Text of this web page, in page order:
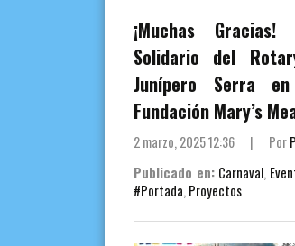
¡Muchas
Solidario del
Junípero Serra
Fundación Mary’s
2 marzo, 2025 12:36 | Por
Publicado en: Carnaval,
#Portada, Proyectos